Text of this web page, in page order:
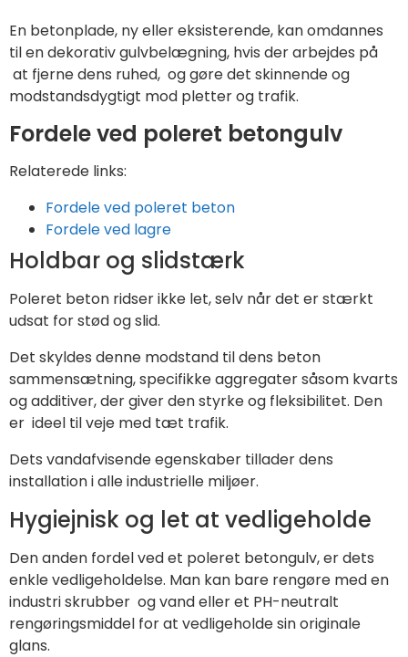
En betonplade, ny eller eksisterende, kan omdannes
til en dekorativ gulvbelægning, hvis der arbejdes på
at fjerne dens ruhed, og gøre det skinnende og
modstandsdygtigt mod pletter og trafik.
Fordele ved poleret betongulv
Relaterede links:
Fordele ved poleret beton
Fordele ved lagre
Holdbar og slidstærk
Poleret beton ridser ikke let, selv når det er stærkt
udsat for stød og slid.
Det skyldes denne modstand til dens beton
sammensætning, specifikke aggregater såsom kvarts
og additiver, der giver den styrke og fleksibilitet. Den
er ideel til veje med tæt trafik.
Dets vandafvisende egenskaber tillader dens
installation i alle industrielle miljøer.
Hygiejnisk og let at vedligeholde
Den anden fordel ved et poleret betongulv, er dets
enkle vedligeholdelse. Man kan bare rengøre med en
industri skrubber og vand eller et PH-neutralt
rengøringsmiddel for at vedligeholde sin originale
glans.